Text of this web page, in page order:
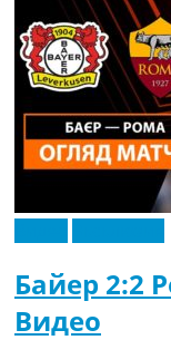
Байер 2:2
Видео